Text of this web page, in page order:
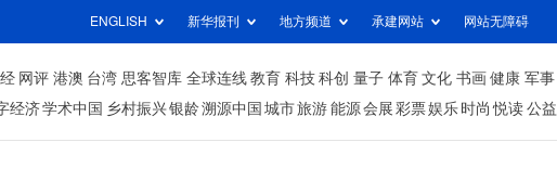
ENGLISH 新华报刊 地方频道 承建网站 网站无障碍
网评 港澳 台湾 思客智库 全球连线 教育 科技 科创 量子 体育 文化 书画 健康 军事
经济学术中国 乡村振兴银龄溯源中国 城市旅游 能源 会展 彩票娱乐 时尚 悦读 公益